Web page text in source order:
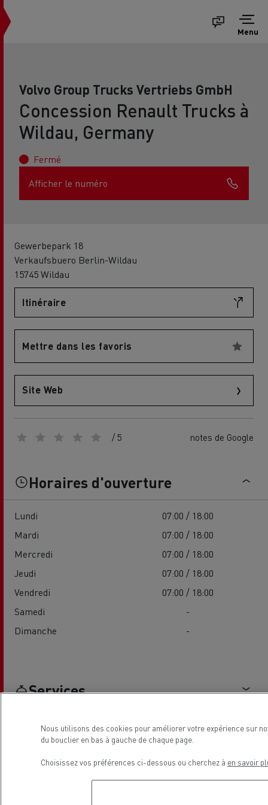
Menu
Volvo Group Trucks Vertriebs GmbH
Concession Renault Trucks à
Wildau, Germany
Fermé
Afficher le numéro
Gewerbepark 18
Verkaufsbuero Berlin-Wildau
15745 Wildau
Itinéraire
Mettre dans les favoris
Site Web
/ 5 notes de Google
Horaires d'ouverture
Lundi
07:00 / 18:00
Mardi
07:00 / 18:00
Mercredi
07:00 / 18:00
Jeudi
07:00 / 18:00
Vendredi
07:00 / 18:00
Samedi
-
Dimanche
-
Services
Nous utilisons des cookies pour améliorer votre expérience sur
du bouclier en bas à gauche de chaque page.
Choisissez vos préférences ci-dessous ou cherchez à en savoir